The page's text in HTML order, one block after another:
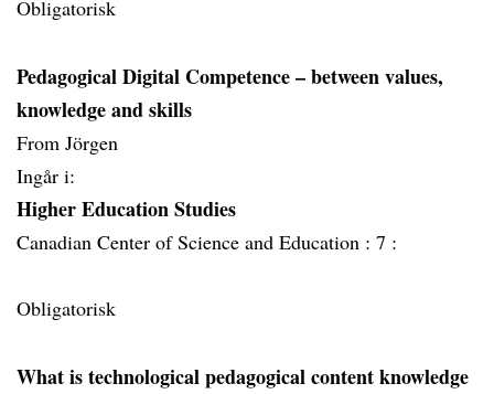
Obligatorisk
Pedagogical Digital Competence – between values,
knowledge and skills
From Jörgen
Ingår i:
Higher Education Studies
Canadian Center of Science and Education : 7 :
Obligatorisk
What is technological pedagogical content knowledge